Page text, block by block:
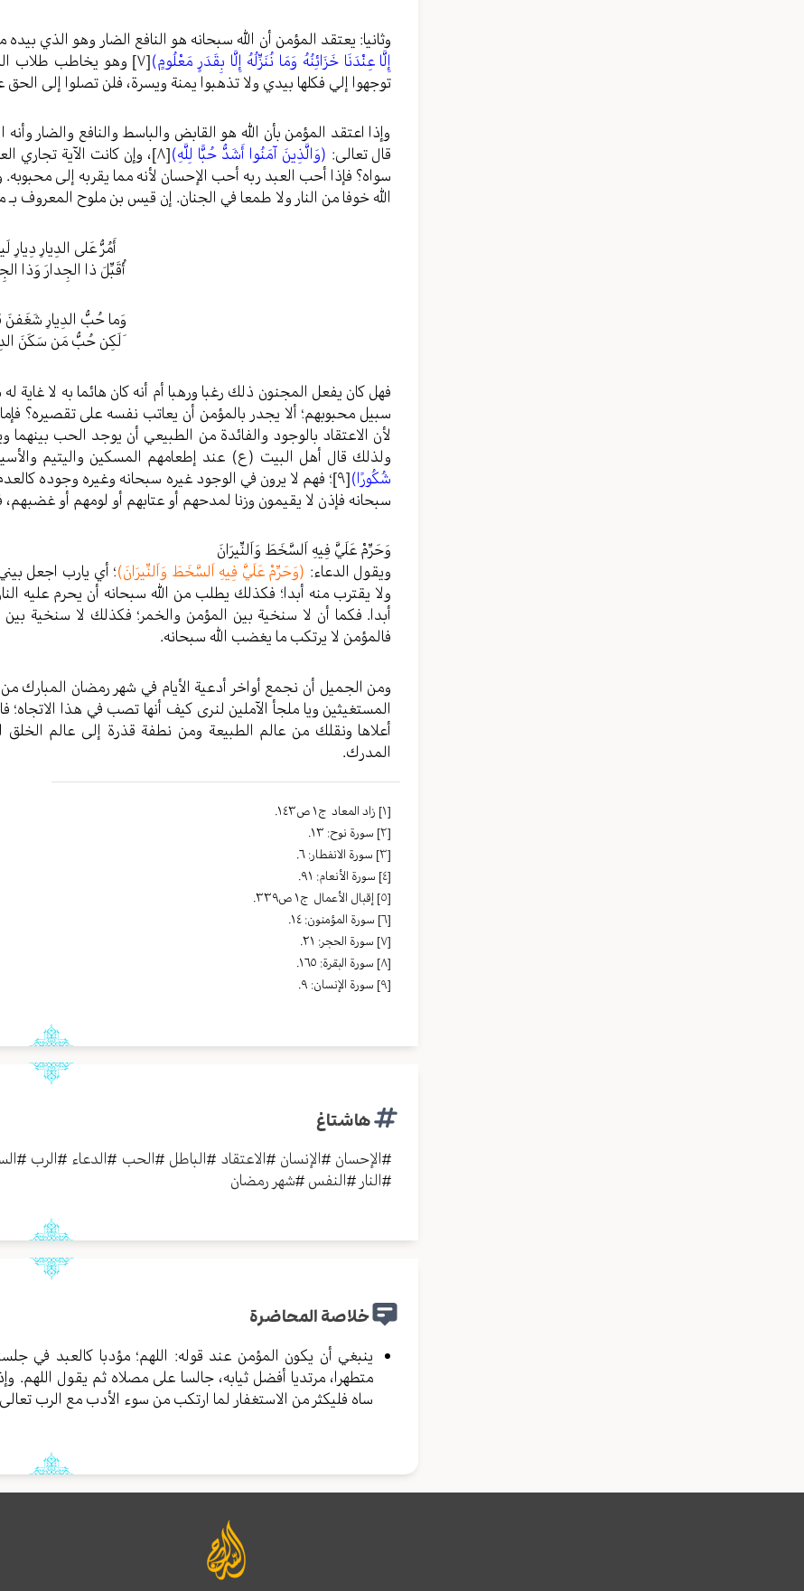
وثانيا: يعتقد المؤمن أن الله سبحانه هو النافع الضار وهو الذي
إِلَّا عِنْدَنَا خَزَائِنُهُ وَمَا نُنَزِّلُهُ إِلَّا بِقَدَرٍ مَعْلُومٍ)[٧]
وهو يخاطب طلاب
توجهوا إلي فكلها بيدي ولا تذهبوا يمنة ويسرة، فلن تصلوا إلى
وإذا اعتقد المؤمن بأن الله هو القابض والباسط والنافع والضار
قال تعالى: (وَالَّذِينَ آمَنُوا أَشَدُّ حُبًّا لِلَّهِ)[٨]
، وإن كانت الآية تجاري
سواه؟ فإذا أحب العبد ربه أحب الإحسان لأنه مما يقربه إلى
الله خوفا من النار ولا طمعا في الجنان. إن قيس بن ملوح المعروف
أَمُرُّ عَلى الدِيارِ دِيارِ
أُقَبِّلَ ذا الجِدارَ وَذا
وَما حُبُّ الدِيارِ شَغَفنَ
َلَكِن حُبُّ مَن سَكَنَ
فهل كان يفعل المجنون ذلك رغبا ورهبا أم أنه كان هائما به لا غاية
سبيل محبوبهم؛ ألا يجدر بالمؤمن أن يعاتب نفسه على تقصيره؟
لأن الاعتقاد بالوجود والفائدة من الطبيعي أن يوجد الحب
ولذلك قال أهل البيت (ع) عند إطعامهم المسكين واليتيم
شُكُورًا)[٩]
؛ فهم لا يرون في الوجود غيره سبحانه وغيره وجوده
سبحانه فإذن لا يقيمون وزنا لمدحهم أو عتابهم أو لومهم أو
وَحَرِّمْ عَلَيَّ فِيهِ اَلسَّخَطَ وَاَلنِّيرَانَ
ويقول الدعاء: (وَحَرِّمْ عَلَيَّ فِيهِ اَلسَّخَطَ وَاَلنِّيرَانَ)؛ أي يارب اجعل
ولا يقترب منه أبدا؛ فكذلك يطلب من الله سبحانه أن يحرم عليه
أبدا. فكما أن لا سنخية بين المؤمن والخمر؛ فكذلك لا سنخية بين
فالمؤمن لا يرتكب ما يغضب الله سبحانه.
ومن الجميل أن نجمع أواخر أدعية الأيام في شهر رمضان المبارك من
المستغيثين ويا ملجأ الآملين لنرى كيف أنها تصب في هذا
أعلاها ونقلك من عالم الطبيعة ومن نطفة قذرة إلى عالم
المدرك.
[١]
زاد المعاد ج١ ص١٤٣.
[٢]
سورة نوح: ١٣.
[٣]
سورة الانفطار: ٦.
[٤]
سورة الأنعام: ٩١.
[٥]
إقبال الأعمال ج١ ص٣٣٩.
[٦]
سورة المؤمنون: ١٤.
[٧]
سورة الحجر: ٢١.
[٨]
سورة البقرة: ١٦٥.
[٩]
سورة الإنسان: ٩.
هاشتاغ
#الإحسان #الإنسان #الاعتقاد #الباطل #الحب #الدعاء #الرب #
#النار #النفس #شهر رمضان
خلاصة المحاضرة
ينبغي أن يكون المؤمن عند قوله: اللهم؛ مؤدبا كالعبد في
متطهرا، مرتديا أفضل ثيابه، جالسا على مصلاه ثم يقول اللهم.
ساه فليكثر من الاستغفار لما ارتكب من سوء الأدب مع الرب